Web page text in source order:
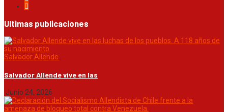
Ultimas publicaciones
Salvador Allende
Salvador Allende vive en las
Junio 24, 2026